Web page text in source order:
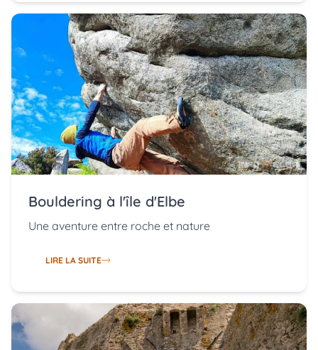
Bouldering à l'île d'Elbe
Une aventure entre roche et nature
LIRE LA SUITE